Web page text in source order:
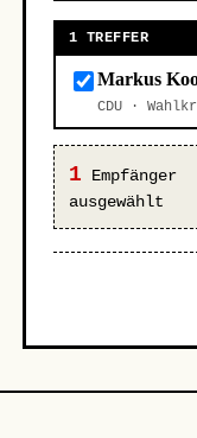
1 TREFFER
Markus
CDU ·
1 Empfänger
ausgewählt